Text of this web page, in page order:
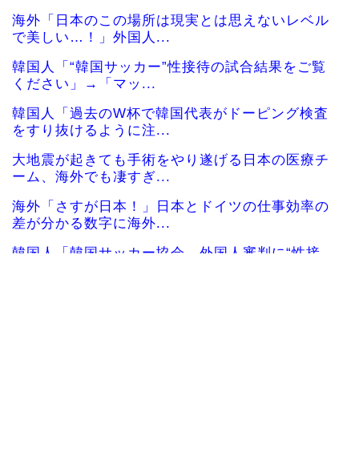
海外「日本のこの場所は現実とは思えないレベル
で美しい…！」外国人...
韓国人「“韓国サッカー”性接待の試合結果をご覧
ください」→「マッ...
韓国人「過去のW杯で韓国代表がドーピング検査
をすり抜けるように注...
大地震が起きても手術をやり遂げる日本の医療チ
ーム、海外でも凄すぎ...
海外「さすが日本！」日本とドイツの仕事効率の
差が分かる数字に海外...
韓国人「韓国サッカー協会、外国人審判に“性接